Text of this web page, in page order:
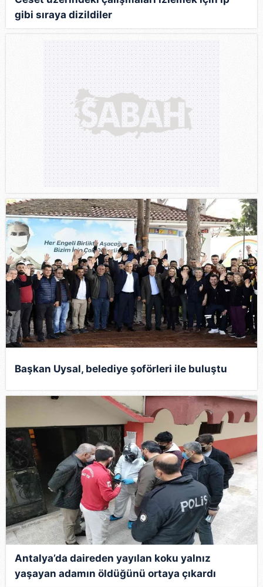
gibi sıraya dizildiler
Başkan Uysal, belediye şoförleri ile buluştu
Antalya’da daireden yayılan koku yalnız
yaşayan adamın öldüğünü ortaya çıkardı